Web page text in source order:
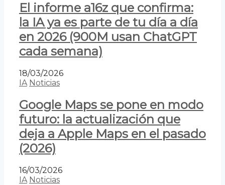
El informe a16z que confirma:
la IA ya es parte de tu día a día
en 2026 (900M usan ChatGPT
cada semana)
18/03/2026
IA Noticias
Google Maps se pone en modo
futuro: la actualización que
deja a Apple Maps en el pasado
(2026)
16/03/2026
IA Noticias